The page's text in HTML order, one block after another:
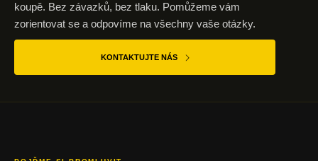
koupě. Bez závazků, bez tlaku. Pomůžeme vám
zorientovat se a odpovíme na všechny vaše otázky.
KONTAKTUJTE NÁS